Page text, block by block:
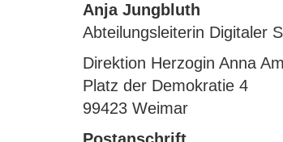
Anja Jungbluth
Abteilungsleiterin Digitaler
Direktion Herzogin Anna
Platz der Demokratie 4
99423 Weimar